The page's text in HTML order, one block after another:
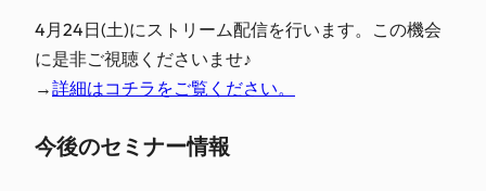
4月24日(土)にストリーム配信を行います。この機会
に是非ご視聴くださいませ♪
→詳細はコチラをご覧ください。
今後のセミナー情報